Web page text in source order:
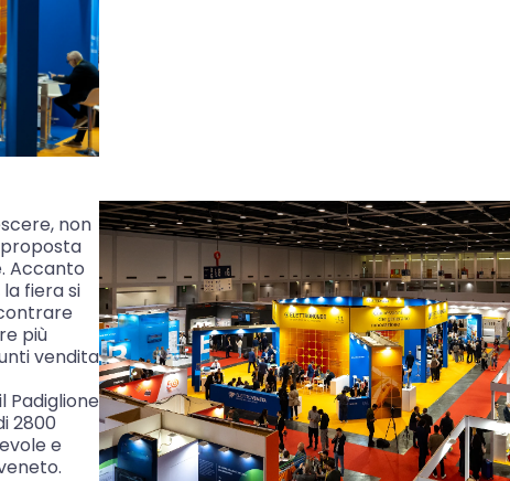
non
Accanto
fiera si
più
vendita
Padiglione
2800
e